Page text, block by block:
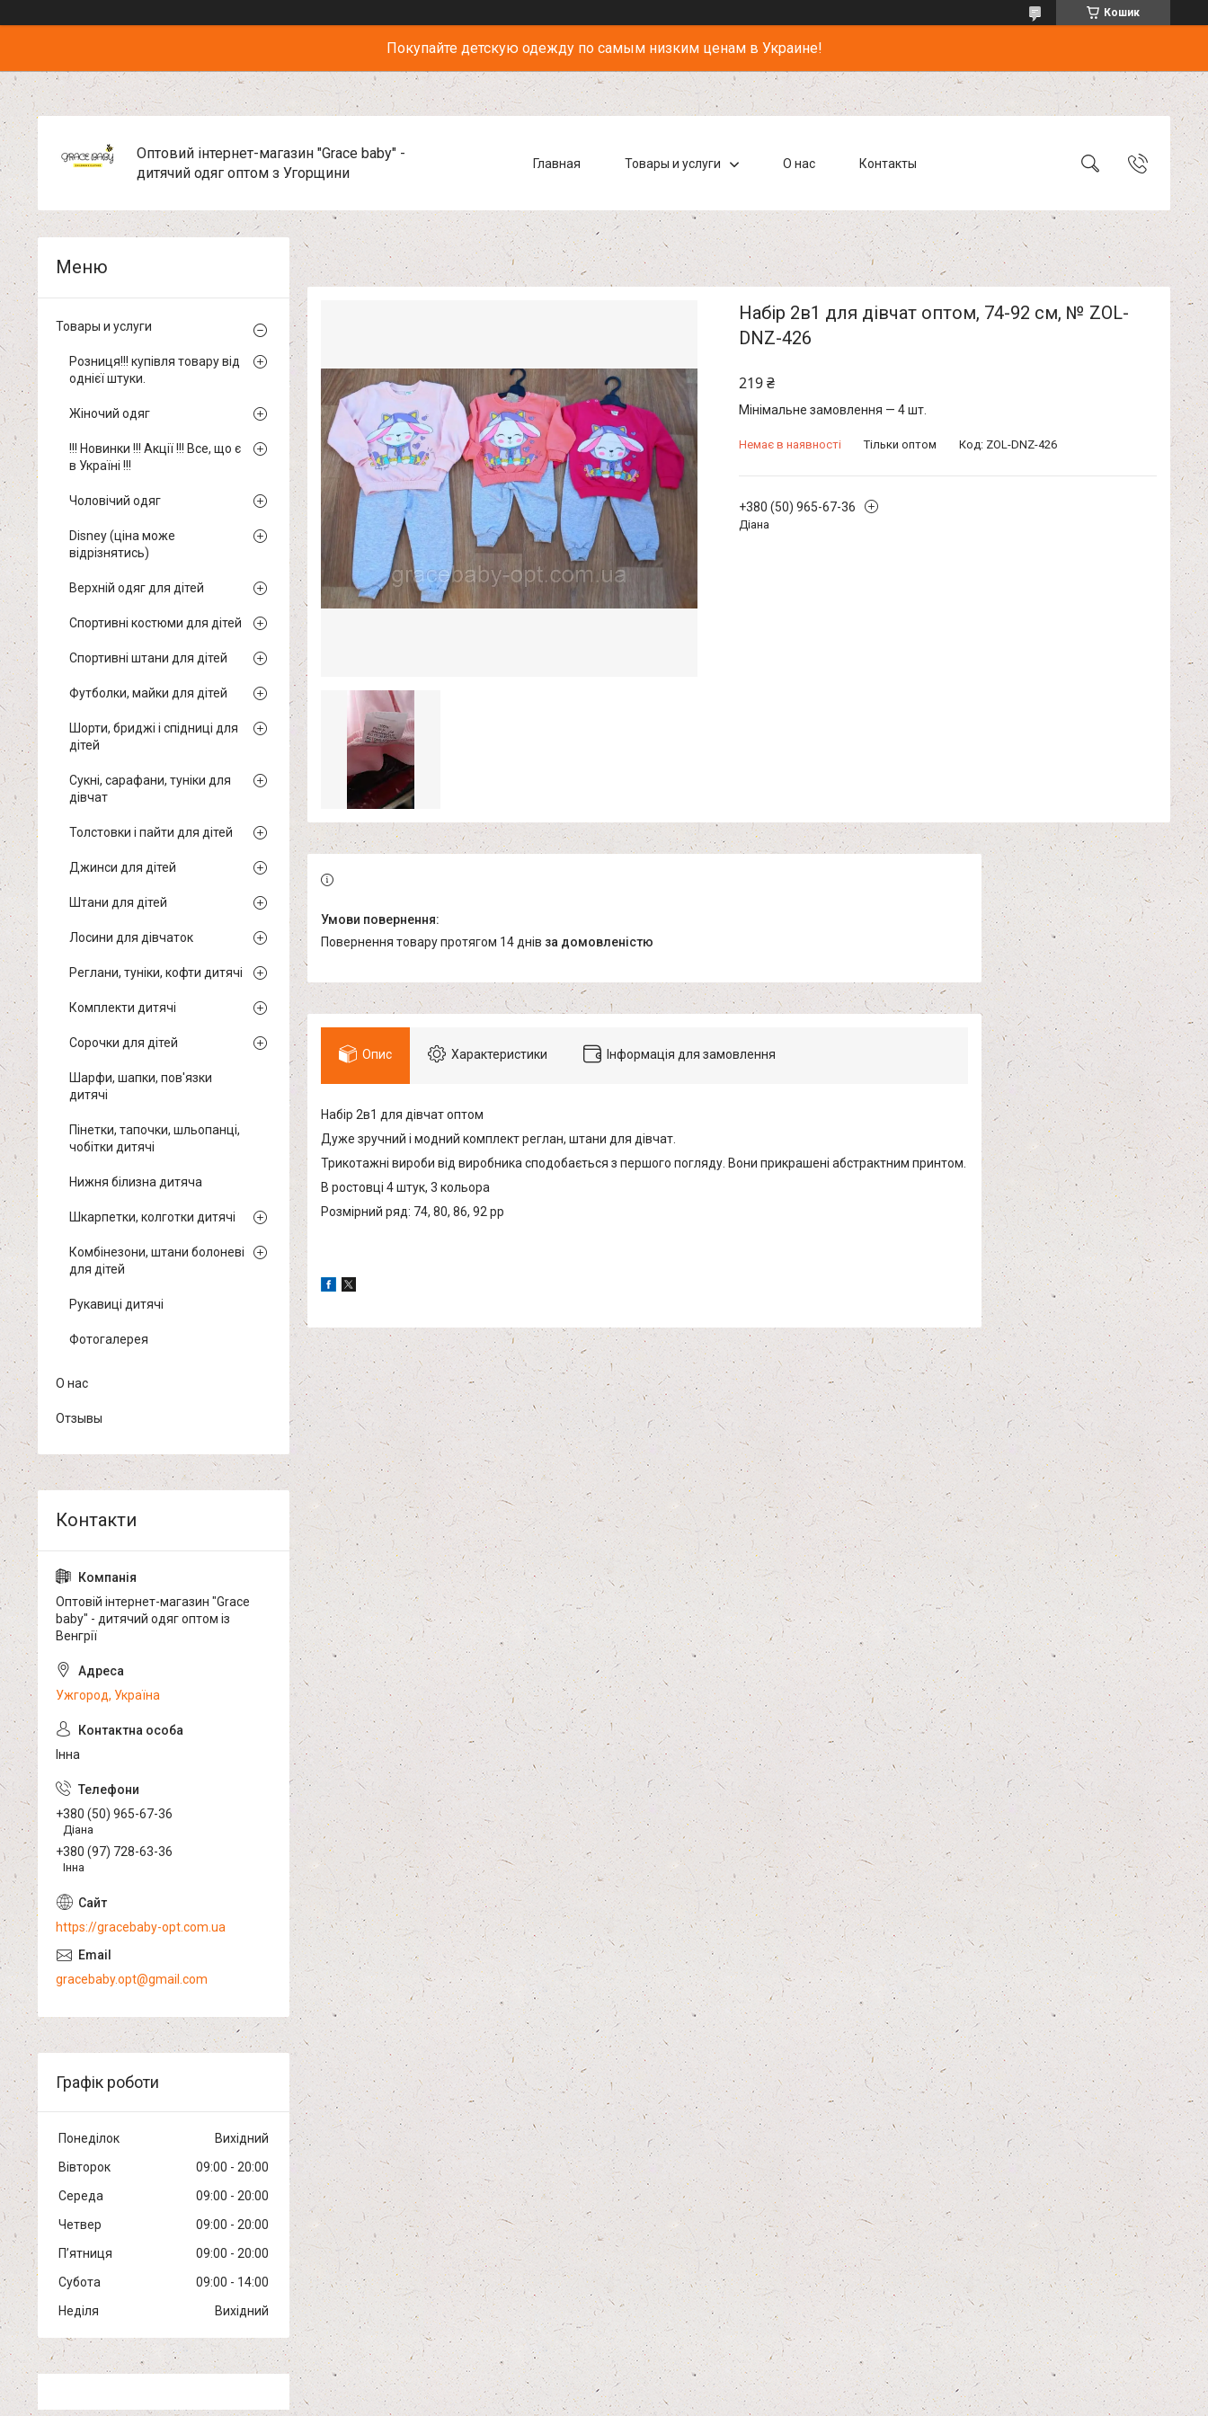
Кошик
Покупайте детскую одежду по самым низким ценам в Украине!
Оптовий інтернет-магазин "Grace baby" -
дитячий одяг оптом з Угорщини
Главная Товары и услуги О нас Контакты
Набір 2в1 для дівчат оптом, 74-92 см, № ZOL-
DNZ-426
219 ₴
Мінімальне замовлення — 4 шт.
Немає в наявності Тільки оптом Код: ZOL-DNZ-426
+380 (50) 965-67-36
Діана
повернення товару протягом 14 днів за домовленістю
Опис Характеристики Інформація для замовлення
Набір 2в1 для дівчат оптом
Дуже зручний і модний комплект реглан, штани для дівчат.
Трикотажні вироби від виробника сподобається з першого погляду. Вони прикрашені абстрактним принтом.
В ростовці 4 штук, 3 кольора
Розмірний ряд: 74, 80, 86, 92 рр
Товары и услуги
Розниця!!! купівля товару від
однієї штуки.
Жіночий одяг
!!! Новинки !!! Акції !!! Все, що є
в Україні !!!
Чоловічий одяг
Disney (ціна може
відрізнятись)
Верхній одяг для дітей
Спортивні костюми для дітей
Спортивні штани для дітей
Футболки, майки для дітей
Шорти, бриджі і спідниці для
дітей
Сукні, сарафани, туніки для
дівчат
Толстовки і пайти для дітей
Джинси для дітей
Штани для дітей
Лосини для дівчаток
Реглани, туніки, кофти дитячі
Комплекти дитячі
Сорочки для дітей
Шарфи, шапки, пов'язки
дитячі
Пінетки, тапочки, шльопанці,
чобітки дитячі
Нижня білизна дитяча
Шкарпетки, колготки дитячі
Комбінезони, штани болоневі
для дітей
Рукавиці дитячі
Фотогалерея
О нас
Отзывы
Оптовій інтернет-магазин "Grace
baby" - дитячий одяг оптом із
Венгрії
Ужгород, Україна
Інна
+380 (50) 965-67-36
Діана
+380 (97) 728-63-36
Інна
https://gracebaby-opt.com.ua
gracebaby.opt@gmail.com
Графік роботи
Понеділок
Вихідний
Вівторок
09:00
20:00
Середа
09:00
20:00
Четвер
09:00
20:00
Пʼятниця
09:00
20:00
Субота
09:00
14:00
Неділя
Вихідний